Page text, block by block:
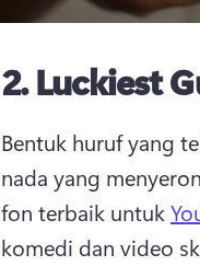
2.Luckiest
Bentuk huruf yang
nada yang
fon terbaik untuk
komedi dan video